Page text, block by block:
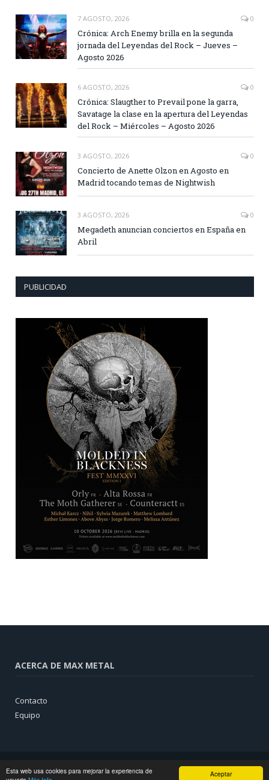
Aceptar
Esta web usa cookies para mejorar la experiencia de
7 AGOSTO, 2026 0
Crónica: Arch Enemy brilla en la segunda
jornada del Leyendas del Rock – Jueves –
Agosto 2026
6 AGOSTO, 2026 0
Crónica: Slaugther to Prevail pone la garra,
Savatage la clase en la apertura del Leyendas
del Rock – Miércoles – Agosto 2026
3 AGOSTO, 2026 0
Concierto de Anette Olzon en Agosto en
Madrid tocando temas de Nightwish
3 AGOSTO, 2026 0
Megadeth anuncian conciertos en España en
Abril
PUBLICIDAD
ACERCA DE MAX METAL
Contacto
Equipo